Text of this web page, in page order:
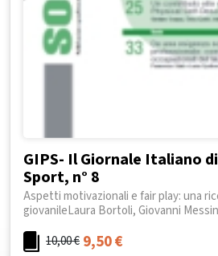
GIPS- Il Giornale Italiano
Sport, n° 8
Aspetti motivazionali e fair play: una
giovanileLaura Bortoli, Giovanni
10,00€ 9,50€